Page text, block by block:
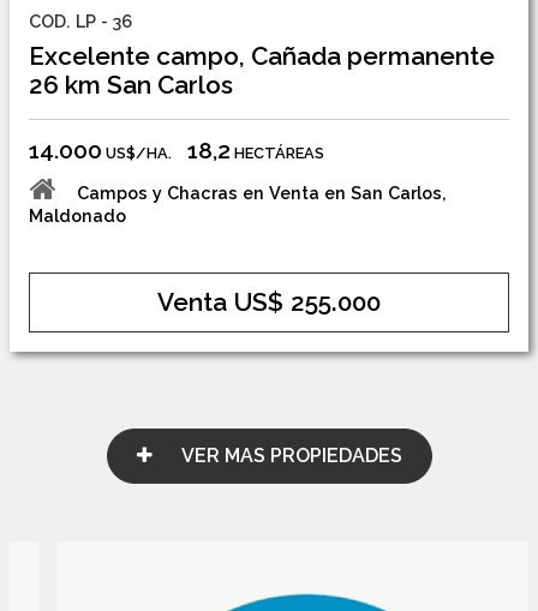
COD. LP - 36
Excelente campo, Cañada permanente
26 km San Carlos
14.000 US$/HA. 18,2 HECTÁREAS
Campos y Chacras en Venta en San Carlos,
Maldonado
Venta US$ 255.000
VER MAS PROPIEDADES